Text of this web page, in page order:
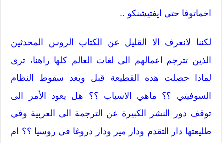
اخماتوفا حتى ايفتيشنكو ..
لكننا لانعرف الا القليل عن الكتاب الروس المحدثين
الذين تترجم اعمالهم الى لغات العالم كلها راهنا، ترى
لماذا حصلت هذه القطيعة قبل وبعد سقوط النظام
السوفيتي ؟؟ ماهي الاسباب ؟؟ هل يعود الأمر الى
توقف دور النشر الكبيرة عن الترجمة الى العربية وفي
طليعتها دار التقدم ودار مير ودار دروغا في روسيا ؟؟ ام